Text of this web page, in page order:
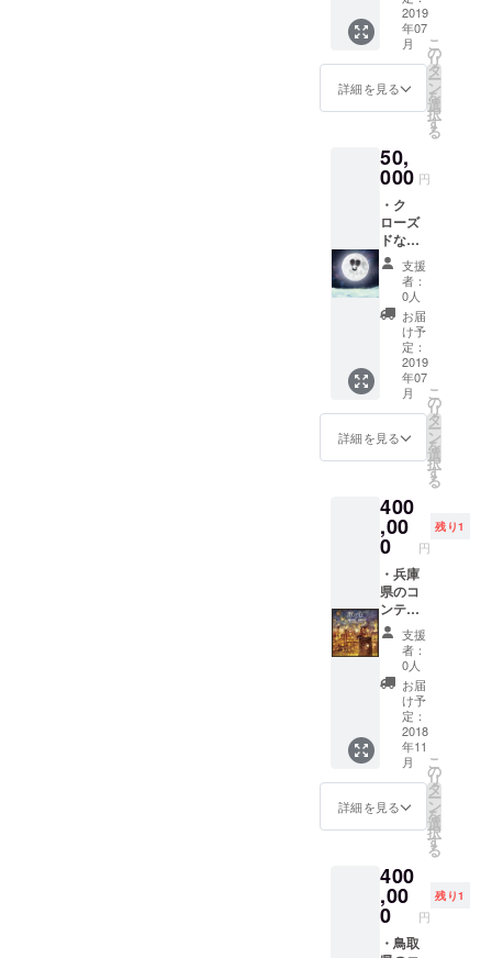
ります
が、制
作の進
捗状況
多少前
後する
いすの
で、そ
の点は
ご容赦
くださ
い。サ
イト制
作完了
後とさ
せてく
ださ
い。
籍につ
いて
は、在
庫の関
係上遅
ますの
で、そ
の点は
ご了承
くださ
い。
(兵庫
県、鳥
取県、
岡山
県、島
根県、
広島
口県の
うちか
ら一つ
選択)の
星空案
内人に
なる事
ができ
る権
利。各
県のご
自身の
オスス
メを
「しる
し」と
してサ
ます。
それを
元にサ
イト閲
覧され
た方は
旅をさ
れま
す。既
にご存
知の場
所や、
実際に
ご自身
で旅を
され
「ぷっ
ぺる(仮
残しま
せん
か？ ※
現在
「しる
2019
年07
月
詳細を見る
こ
の
リ
タ
ー
ン
を
選
択
す
る
50,
000 円
・ク
ローズ
ドな
Facebo
ok非公
開グ
ループ
へ参加
・6県
(兵庫
県、鳥
取県、
岡山
県、島
根県、
広島
口県)の
星空案
内人に
なる事
ができ
る権
利。各
県のご
自身の
オスス
メを
「しる
し」と
してサ
イトに
残す事
ができ
ます。
それを
元にサ
覧され
た方は
旅をさ
れま
す。既
支援
者：
0人
お届
け予
定：
2019
年07
月
詳細を見る
こ
の
リ
タ
ー
ン
を
選
択
す
る
400
,00
0 円
残り1
・兵庫
県のコ
ンテン
ツ部分
の情報
収集(観
光ス
ポッ
ト)、情
報選
定、情
報をど
のよう
に掲載
する
か、ど
に運用
してい
くかを
決定す
る。 ※
支援
者：
0人
お届
け予
定：
2018
年11
月
詳細を見る
こ
の
リ
タ
ー
ン
を
選
択
す
る
400
,00
0 円
残り1
・鳥取